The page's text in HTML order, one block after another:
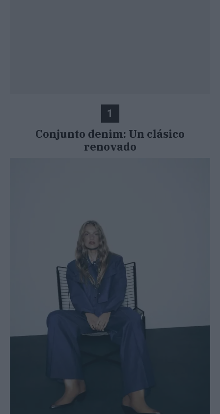
1
Conjunto denim: Un clásico
renovado